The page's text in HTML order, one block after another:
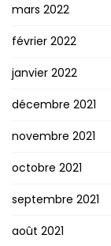
mars 2022
février 2022
janvier 2022
décembre 2021
novembre 2021
octobre 2021
septembre 2021
août 2021